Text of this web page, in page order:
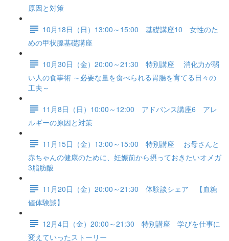
原因と対策
10月18日（日）13:00～15:00 基礎講座10 女性のた
めの甲状腺基礎講座
10月30日（金）20:00～21:30 特別講座 消化力が弱
い人の食事術 ～必要な量を食べられる胃腸を育てる日々の
工夫～
11月8日（日）10:00～12:00 アドバンス講座6 アレ
ルギーの原因と対策
11月15日（金）13:00～15:00 特別講座 お母さんと
赤ちゃんの健康のために、妊娠前から摂っておきたいオメガ
3脂肪酸
11月20日（金）20:00～21:30 体験談シェア 【血糖
値体験談】
12月4日（金）20:00～21:30 特別講座 学びを仕事に
変えていったストーリー